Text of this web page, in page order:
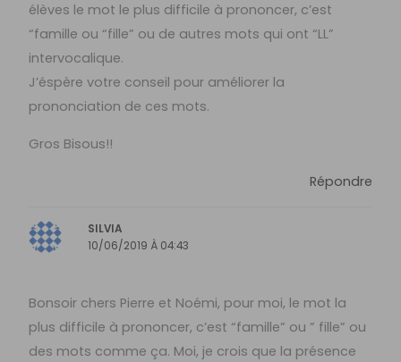
élèves le mot le plus difficile à prononcer, c’est
“famille ou “fille” ou de autres mots qui ont “LL”
intervocalique.
J’éspère votre conseil pour améliorer la
prononciation de ces mots.
Gros Bisous!!
Répondre
SILVIA
10/06/2019 À 04:43
Bonsoir chers Pierre et Noémi, pour moi, le mot la
plus difficile à prononcer, c’est “famille” ou ” fille” ou
des mots comme ça. Moi, je crois que la présence